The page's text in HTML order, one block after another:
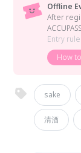
Offline
After
Entry
How
sake
清酒